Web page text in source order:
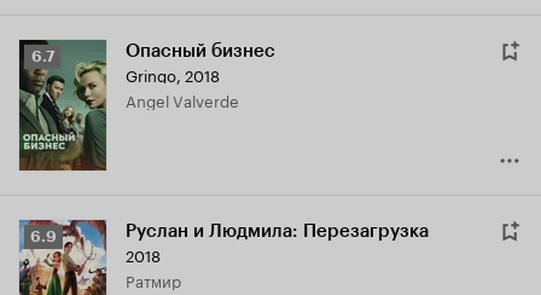
Рейтинг
Кинопоиска
6.7
6.7 Опасный бизнес
Gringo, 2018
Angel Valverde
Рейтинг
Кинопоиска
6.9
6.9 Руслан и Людмила: Перезагрузка
2018
Ратмир